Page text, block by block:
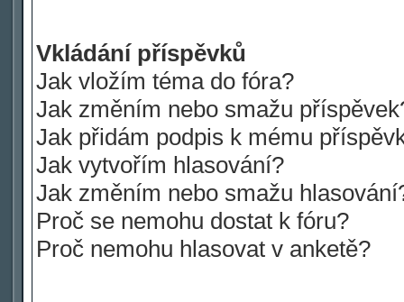
Vkládání příspěvků
Jak vložím téma do fóra?
Jak změním nebo smažu
Jak přidám podpis k mému
Jak vytvořím hlasování?
Jak změním nebo smažu
Proč se nemohu dostat k fóru?
Proč nemohu hlasovat v anketě?